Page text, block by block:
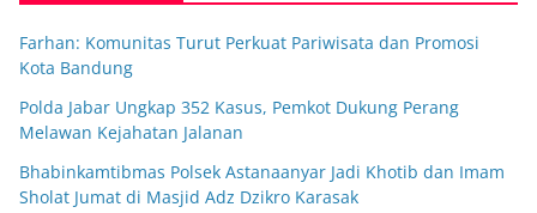
Farhan: Komunitas Turut Perkuat Pariwisata dan Promosi
Kota Bandung
Polda Jabar Ungkap 352 Kasus, Pemkot Dukung Perang
Melawan Kejahatan Jalanan
Bhabinkamtibmas Polsek Astanaanyar Jadi Khotib dan Imam
Sholat Jumat di Masjid Adz Dzikro Karasak